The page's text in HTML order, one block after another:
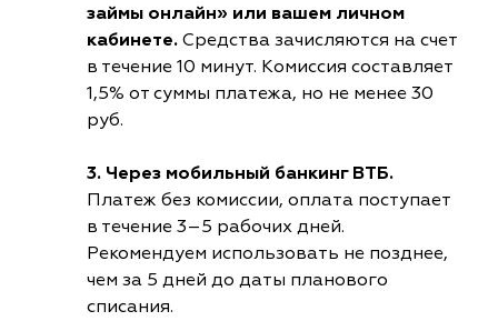
займы онлайн» или вашем личном
кабинете. Средства зачисляются на счет
в течение 10 минут. Комиссия составляет
1,5% от суммы платежа, но не менее 30
руб.
3. Через мобильный банкинг ВТБ.
Платеж без комиссии, оплата поступает
в течение 3–5 рабочих дней.
Рекомендуем использовать не позднее,
чем за 5 дней до даты планового
списания.